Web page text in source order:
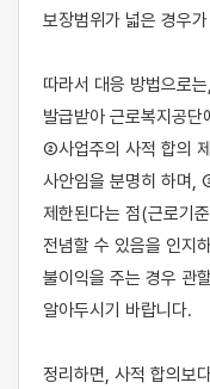
보장범위가 넓은 경우
따라서 대응 방법으로
발급받아 근로복지공
②사업주의 사적 합의
사안임을 분명히 하며,
제한된다는 점(근로기
전념할 수 있음을 인지
불이익을 주는 경우 관
알아두시기 바랍니다.
정리하면, 사적 합의보